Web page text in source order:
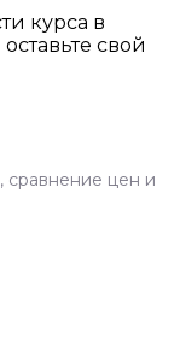
курса в
свой
сравнение цен и